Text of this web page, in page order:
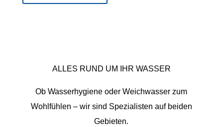
ALLES RUND UM IHR WASSER
Ob Wasserhygiene oder Weichwasser zum
Wohlfühlen – wir sind Spezialisten auf beiden
Gebieten.